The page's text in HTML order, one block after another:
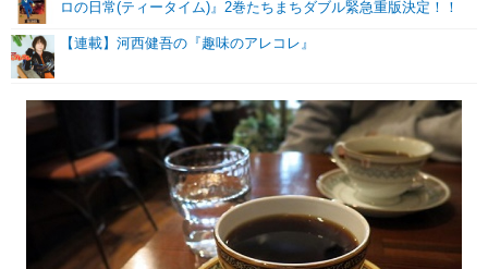
ロの日常(ティータイム)』2巻たちまちダブル緊急重版決定！！
【連載】河西健吾の『趣味のアレコレ』